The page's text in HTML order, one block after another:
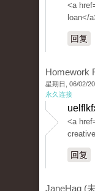
<a
loan</
回复
Homework
星期日, 06/02/
永久连接
<a
回复
JaneHag (